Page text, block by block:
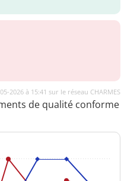
2026 à 15:41 sur le réseau CHARMES
de qualité conforme